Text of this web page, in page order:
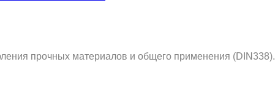
прочных материалов и общего применения (DIN338).